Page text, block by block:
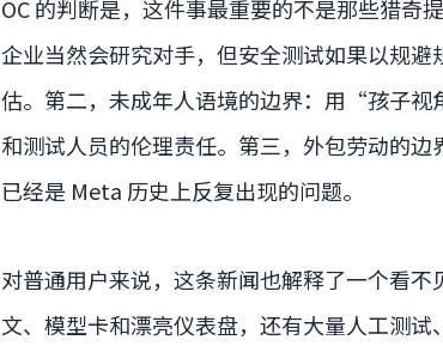
OC 的判断是，这件事最重要的不是那些猎奇
企业当然会研究对手，但安全测试如果以规
估。第二，未成年人语境的边界：用“孩子
和测试人员的伦理责任。第三，外包劳动的边
已经是 Meta 历史上反复出现的问题。
对普通用户来说，这条新闻也解释了一个看
文、模型卡和漂亮仪表盘，还有大量人工测